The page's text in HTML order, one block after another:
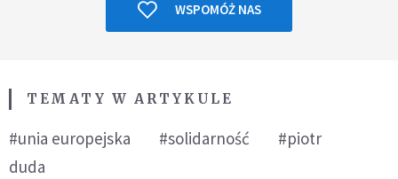
WSPOMÓŻ NAS
TEMATY W ARTYKULE
#unia europejska #solidarność
#piotr
duda